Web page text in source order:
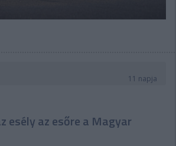
11 napja
esély az esőre a Magyar